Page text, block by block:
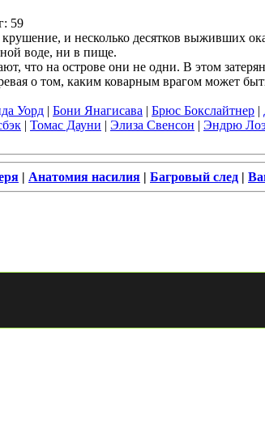
59
и несколько десятков выживших
воде, ни в пище.
что на острове они не одни. В этом
о том, каким коварным врагом может
Уорд | Бони Янагисава | Брюс Бокслайтнер |
| Томас Дауни | Элиза Свенсон | Эндрю
| Анатомия насилия | Багровый след |